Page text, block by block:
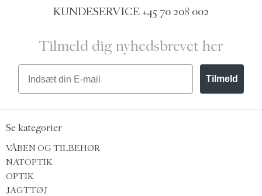
KUNDESERVICE+45 70 208 002
Tilmeld dig nyhedsbrevet her
Email
Tilmeld
Se kategorier
VÅBEN OG TILBEHØR
NATOPTIK
OPTIK
JAGTTØJ